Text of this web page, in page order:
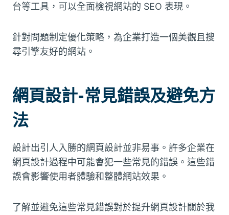
台等工具，可以全面檢視網站的 SEO 表現。
針對問題制定優化策略，為企業打造一個美觀且搜
尋引擎友好的網站。
網頁設計-常見錯誤及避免方
法
設計出引人入勝的網頁設計並非易事。許多企業在
網頁設計過程中可能會犯一些常見的錯誤。這些錯
誤會影響使用者體驗和整體網站效果。
了解並避免這些常見錯誤對於提升網頁設計關於我